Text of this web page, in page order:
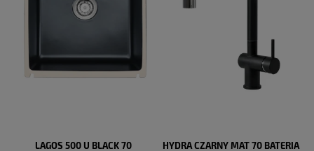
LAGOS 500 U BLACK 70
HYDRA CZARNY MAT 70 BATERIA